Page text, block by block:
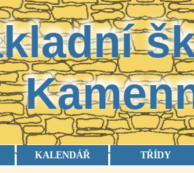
KALENDÁŘ TŘÍDY